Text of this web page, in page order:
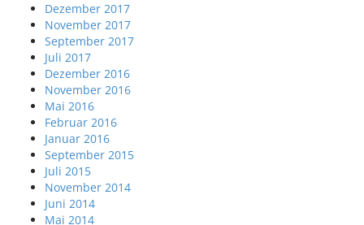
Dezember 2017
November 2017
September 2017
Juli 2017
Dezember 2016
November 2016
Mai 2016
Februar 2016
Januar 2016
September 2015
Juli 2015
November 2014
Juni 2014
Mai 2014